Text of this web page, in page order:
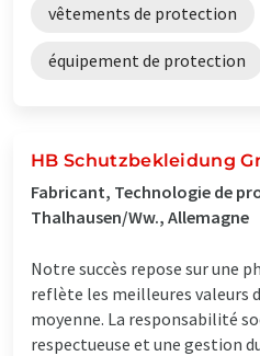
vêtements de protection
équipement de protection
HB Schutzbekleidung
Fabricant, Technologie de
Thalhausen/Ww., Allemagne
Notre succès repose sur une
reflète les meilleures valeurs
moyenne. La responsabilité
respectueuse et une gestion